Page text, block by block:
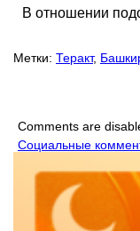
В отношении
Метки: Теракт,
Comments are
Социальные